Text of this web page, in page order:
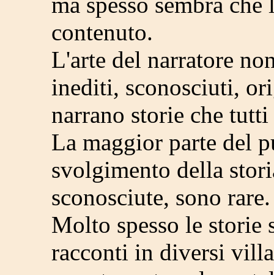
contenuto.
L'arte del narratore
inediti, sconosciuti,
narrano storie che
La maggior parte del
svolgimento della
sconosciute, sono rare.
Molto spesso le
racconti in diversi